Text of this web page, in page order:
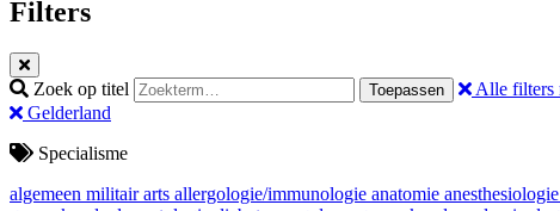
Filters
Zoek op titel Toepassen
Alle filters
Gelderland
Specialisme
algemeen militair arts allergologie/immunologie anatomie anesthesiologie